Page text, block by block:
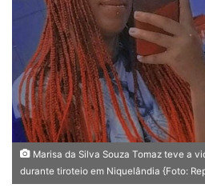
e
m
a
i
l
Marisa da Silva Souza Tomaz teve a
durante tiroteio em Niquelândia {Foto: